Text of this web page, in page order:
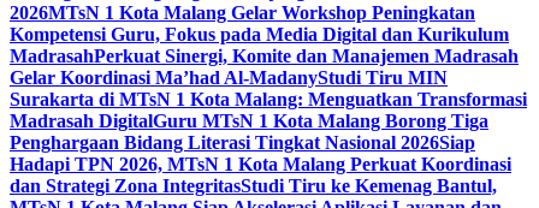
2026MTsN 1 Kota Malang Gelar Workshop Peningkatan
Kompetensi Guru, Fokus pada Media Digital dan Kurikulum
MadrasahPerkuat Sinergi, Komite dan Manajemen Madrasah
Gelar Koordinasi Ma’had Al-MadanyStudi Tiru MIN
Surakarta di MTsN 1 Kota Malang: Menguatkan Transformasi
Madrasah DigitalGuru MTsN 1 Kota Malang Borong Tiga
Penghargaan Bidang Literasi Tingkat Nasional 2026Siap
Hadapi TPN 2026, MTsN 1 Kota Malang Perkuat Koordinasi
dan Strategi Zona IntegritasStudi Tiru ke Kemenag Bantul,